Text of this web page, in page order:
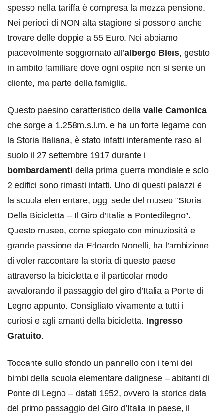
spesso nella tariffa è compresa la mezza pensione.
Nei periodi di NON alta stagione si possono anche
trovare delle doppie a 55 Euro. Noi abbiamo
piacevolmente soggiornato all’albergo Bleis, gestito
in ambito familiare dove ogni ospite non si sente un
cliente, ma parte della famiglia.
Questo paesino caratteristico della valle Camonica
che sorge a 1.258m.s.l.m. e ha un forte legame con
la Storia Italiana, è stato infatti interamente raso al
suolo il 27 settembre 1917 durante i
bombardamenti della prima guerra mondiale e solo
2 edifici sono rimasti intatti. Uno di questi palazzi è
la scuola elementare, oggi sede del museo “Storia
Della Bicicletta – Il Giro d’Italia a Pontedilegno”.
Questo museo, come spiegato con minuziosità e
grande passione da Edoardo Nonelli, ha l’ambizione
di voler raccontare la storia di questo paese
attraverso la bicicletta e il particolar modo
avvalorando il passaggio del giro d’Italia a Ponte di
Legno appunto. Consigliato vivamente a tutti i
curiosi e agli amanti della bicicletta. Ingresso
Gratuito.
Toccante sullo sfondo un pannello con i temi dei
bimbi della scuola elementare dalignese – abitanti di
Ponte di Legno – datati 1952, ovvero la storica data
del primo passaggio del Giro d’Italia in paese, il